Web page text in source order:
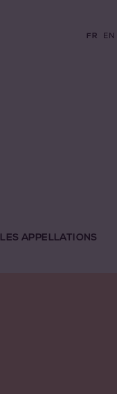
FR EN
LES APPELLATIONS